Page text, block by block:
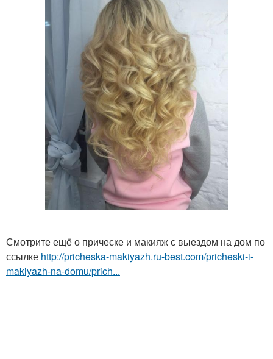
Смотрите ещё о прическе и макияж с выездом на дом по
ссылке http://pricheska-makiyazh.ru-best.com/pricheski-i-
makiyazh-na-domu/prich...